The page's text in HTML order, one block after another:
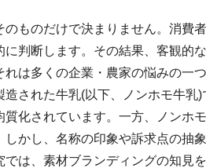
のものだけで決まりません。消費
に判断します。その結果、客観的
れは多くの企業・農家の悩みの一
造された牛乳(以下、ノンホモ牛
質化されています。一方、ノンホ
しかし、名称の印象や訴求点の抽
では、素材ブランディングの知見